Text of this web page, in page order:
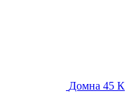
Домна 45 К